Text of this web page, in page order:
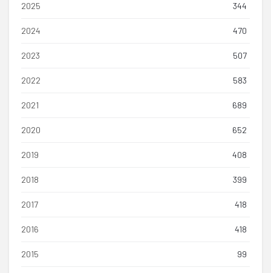
2025 344
2024 470
2023 507
2022 583
2021 689
2020 652
2019 408
2018 399
2017 418
2016 418
2015 99